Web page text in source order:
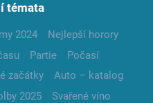
témata
2024
Nejlepší horory
Partie
Počasí
začátky
Auto – katalog
2025
Svařené víno